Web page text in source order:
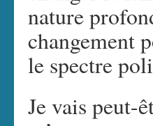
nature
changement
le spectre
Je vais peut-